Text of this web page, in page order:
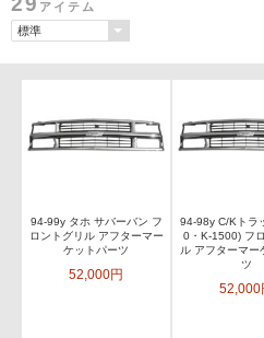
アイテム
94-99y タホ サバーバン フ
ロントグリル アフターマー
ケットパーツ
52,000円
94-98y C/Kトラ
0・K-1500) フ
ル アフターマー
ツ
52,000